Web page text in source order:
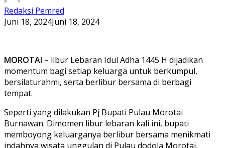
Redaksi Pemred
Juni 18, 2024Juni 18, 2024
MOROTAI – libur Lebaran Idul Adha 1445 H dijadikan
momentum bagi setiap keluarga untuk berkumpul,
bersilaturahmi, serta berlibur bersama di berbagi
tempat.
Seperti yang dilakukan Pj Bupati Pulau Morotai
Burnawan. Dimomen libur lebaran kali ini, bupati
memboyong keluarganya berlibur bersama menikmati
indahnya wisata unggulan di Pulau dodola Morotai,